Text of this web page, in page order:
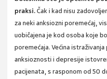
praksi.Čak i kad nisu
za neki anksiozni poremećaj,
uobičajena je kod osoba koje
poremećaja. Većina
anksioznosti i depresije
pacijenata, s rasponom od 50